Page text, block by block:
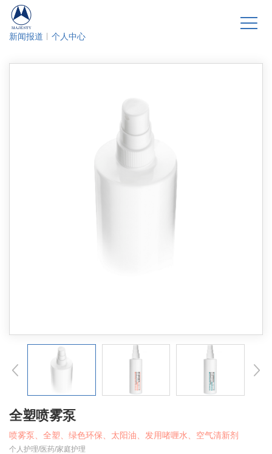
新闻报道 个人中心
全塑喷雾泵
喷雾泵、全塑、绿色环保、太阳油、发用啫喱水、空气清新剂
个人护理/医药/家庭护理